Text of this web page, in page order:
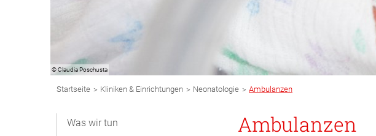
© Claudia Poschusta
Breadcrumb
Navigation
Startseite > Kliniken & Einrichtungen > Neonatologie > Ambulanzen
Subnavigation
Was wir tun
Ambulanzen